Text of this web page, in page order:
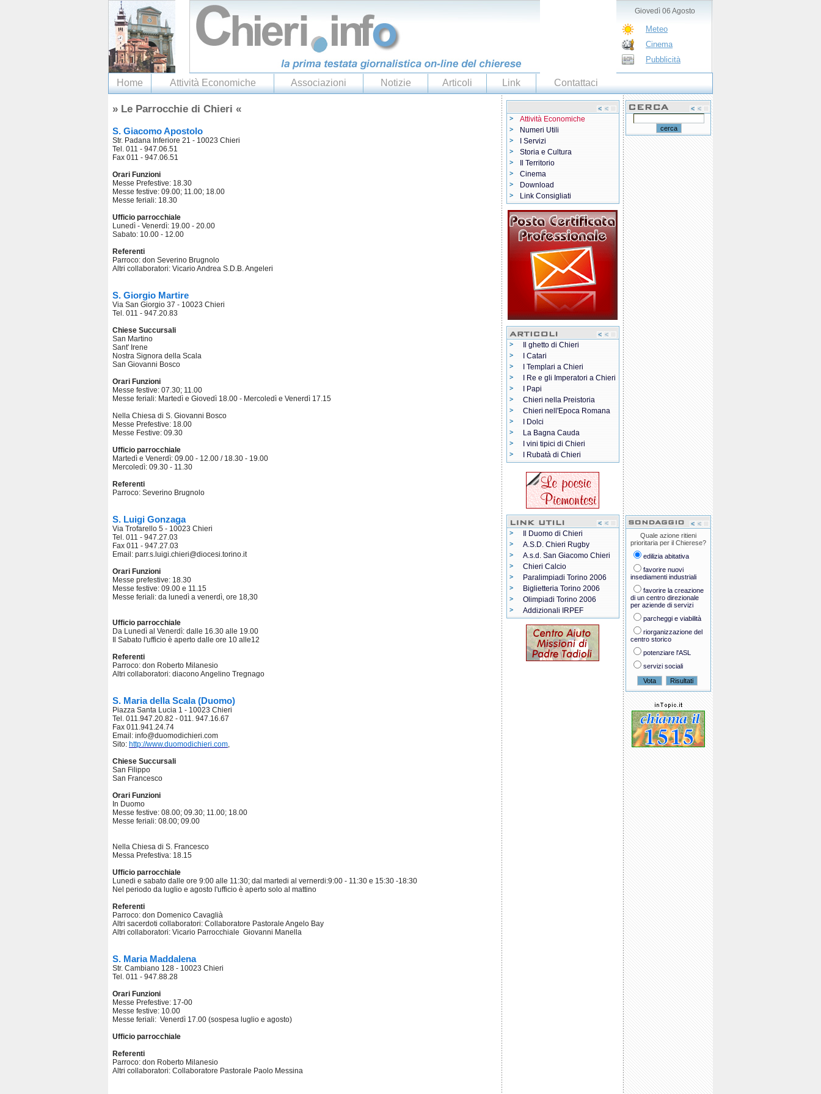
Giovedì 06 Agosto
Meteo
Cinema
Pubblicità
Home Attività Economiche Associazioni Notizie Articoli Link Contattaci
» Le Parrocchie di Chieri «
S. Giacomo Apostolo
Str. Padana Inferiore 21 - 10023 Chieri
Tel. 011 - 947.06.51
Fax 011 - 947.06.51
Orari Funzioni
Messe Prefestive: 18.30
Messe festive: 09.00; 11.00; 18.00
Messe feriali: 18.30
Ufficio parrocchiale
Lunedì - Venerdì: 19.00 - 20.00
Sabato: 10.00 - 12.00
Referenti
Parroco: don Severino Brugnolo
Altri collaboratori: Vicario Andrea S.D.B. Angeleri
S. Giorgio Martire
Via San Giorgio 37 - 10023 Chieri
Tel. 011 - 947.20.83
Chiese Succursali
San Martino
Sant' Irene
Nostra Signora della Scala
San Giovanni Bosco
Orari Funzioni
Messe festive: 07.30; 11.00
Messe feriali: Martedì e Giovedì 18.00 - Mercoledì e Venerdì 17.15
Nella Chiesa di S. Giovanni Bosco
Messe Prefestive: 18.00
Messe Festive: 09.30
Ufficio parrocchiale
Martedì e Venerdì: 09.00 - 12.00 / 18.30 - 19.00
Mercoledì: 09.30 - 11.30
Referenti
Parroco: Severino Brugnolo
S. Luigi Gonzaga
Via Trofarello 5 - 10023 Chieri
Tel. 011 - 947.27.03
Fax 011 - 947.27.03
Email: parr.s.luigi.chieri@diocesi.torino.it
Orari Funzioni
Messe prefestive: 18.30
Messe festive: 09.00 e 11.15
Messe feriali: da lunedì a venerdì, ore 18,30
Ufficio parrocchiale
Da Lunedì al Venerdì: dalle 16.30 alle 19.00
Il Sabato l'ufficio è aperto dalle ore 10 alle12
Referenti
Parroco: don Roberto Milanesio
Altri collaboratori: diacono Angelino Tregnago
S. Maria della Scala (Duomo)
Piazza Santa Lucia 1 - 10023 Chieri
Tel. 011.947.20.82 - 011. 947.16.67
Fax 011.941.24.74
Email: info@duomodichieri.com
Sito: http://www.duomodichieri.com,
Chiese Succursali
San Filippo
San Francesco
Orari Funzioni
In Duomo
Messe festive: 08.00; 09.30; 11.00; 18.00
Messe feriali: 08.00; 09.00
Nella Chiesa di S. Francesco
Messa Prefestiva: 18.15
Ufficio parrocchiale
Lunedi e sabato dalle ore 9:00 alle 11:30; dal martedi al vernerdi:9:00 - 11:30 e 15:30 -18:30
Nel periodo da luglio e agosto l'ufficio è aperto solo al mattino
Referenti
Parroco: don Domenico Cavaglià
Altri sacerdoti collaboratori: Collaboratore Pastorale Angelo Bay
Altri collaboratori: Vicario Parrocchiale Giovanni Manella
S. Maria Maddalena
Str. Cambiano 128 - 10023 Chieri
Tel. 011 - 947.88.28
Orari Funzioni
Messe Prefestive: 17-00
Messe festive: 10.00
Messe feriali: Venerdì 17.00 (sospesa luglio e agosto)
Ufficio parrocchiale
Referenti
Parroco: don Roberto Milanesio
Altri collaboratori: Collaboratore Pastorale Paolo Messina
Attività Economiche
Numeri Utili
I Servizi
Storia e Cultura
Il Territorio
Cinema
Download
Link Consigliati
Il ghetto di Chieri
I Catari
I Templari a Chieri
I Re e gli Imperatori a Chieri
I Papi
Chieri nella Preistoria
Chieri nell'Epoca Romana
I Dolci
La Bagna Cauda
I vini tipici di Chieri
I Rubatà di Chieri
Il Duomo di Chieri
A.S.D. Chieri Rugby
A.s.d. San Giacomo Chieri
Chieri Calcio
Paralimpiadi Torino 2006
Biglietteria Torino 2006
Olimpiadi Torino 2006
Addizionali IRPEF
Quale azione ritieni
prioritaria per il Chierese?
edilizia abitativa
favorire nuovi
insediamenti industriali
favorire la creazione
di un centro direzionale
per aziende di servizi
parcheggi e viabilità
riorganizzazione del
centro storico
potenziare l'ASL
servizi sociali